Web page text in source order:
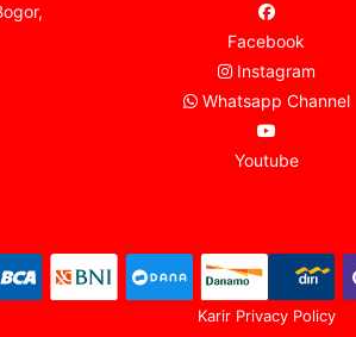
Facebook
Instagram
Whatsapp Channel
Youtube
Karir Privacy Policy